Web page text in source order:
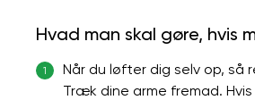
Hvad man skal gøre, hvis
1
Når du løfter dig selv op, så
Træk dine arme fremad.